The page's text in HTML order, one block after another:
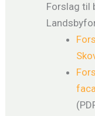
Forslag til